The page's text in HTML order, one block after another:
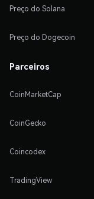
Preço do Solana
Preço do Dogecoin
Parceiros
CoinMarketCap
CoinGecko
Coincodex
TradingView